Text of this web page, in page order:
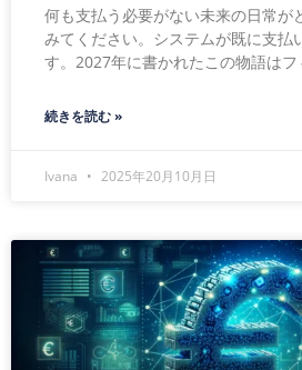
何も支払う必要がない未来の日常が
みてください。システムが既に支払
す。2027年に書かれたこの物語は
続きを読む »
Ivana 2025年20月10月日